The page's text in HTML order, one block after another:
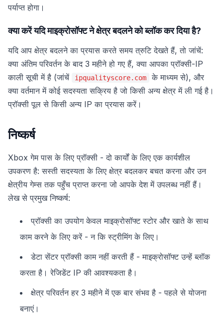
पर्याप्त होगा।
क्या करें यदि माइक्रोसॉफ्ट ने क्षेत्र बदलने को ब्लॉक कर दिया है?
यदि आप क्षेत्र बदलने का प्रयास करते समय त्रुटि देखते हैं, तो जांचें:
क्या अंतिम परिवर्तन के बाद 3 महीने हो गए हैं, क्या आपका प्रॉक्सी-IP
काली सूची में है (जांचें
ipqualityscore.com
के माध्यम से), और
क्या वर्तमान में कोई सदस्यता सक्रिय है जो किसी अन्य क्षेत्र में ली गई है।
प्रॉक्सी पूल से किसी अन्य IP का प्रयास करें।
निष्कर्ष
Xbox गेम पास के लिए प्रॉक्सी - दो कार्यों के लिए एक कार्यशील
उपकरण है: सस्ती सदस्यता के लिए क्षेत्र बदलकर बचत करना और उन
क्षेत्रीय गेम्स तक पहुँच प्राप्त करना जो आपके देश में उपलब्ध नहीं हैं।
लेख से प्रमुख निष्कर्ष:
प्रॉक्सी का उपयोग केवल माइक्रोसॉफ्ट स्टोर और खाते के साथ
काम करने के लिए करें - न कि स्ट्रीमिंग के लिए।
डेटा सेंटर प्रॉक्सी काम नहीं करती हैं - माइक्रोसॉफ्ट उन्हें ब्लॉक
करता है। रेजिडेंट IP की आवश्यकता है।
क्षेत्र परिवर्तन हर 3 महीने में एक बार संभव है - पहले से योजना
बनाएं।